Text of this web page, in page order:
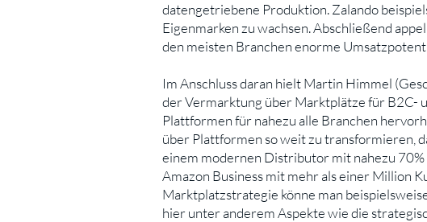
datengetriebene Produktion. Zalando
Eigenmarken zu wachsen. Abschließend
den meisten Branchen enorme
Im Anschluss daran hielt Martin Himmel
der Vermarktung über Marktplätze für B2C-
Plattformen für nahezu alle Branchen
über Plattformen so weit zu transformieren,
einem modernen Distributor mit nahezu
Amazon Business mit mehr als einer Million
Marktplatzstrategie könne man
hier unter anderem Aspekte wie die